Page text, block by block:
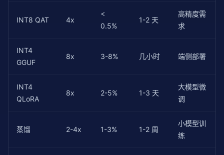
INT8 QAT 4x
<
0.5%
1-2 天
高精度需
求
INT4
GGUF
8x 3-8% 几小时 端侧部署
INT4
QLoRA
8x 2-5% 1-3 天
大模型微
调
蒸馏 2-4x 1-3% 1-2 周
小模型训
练